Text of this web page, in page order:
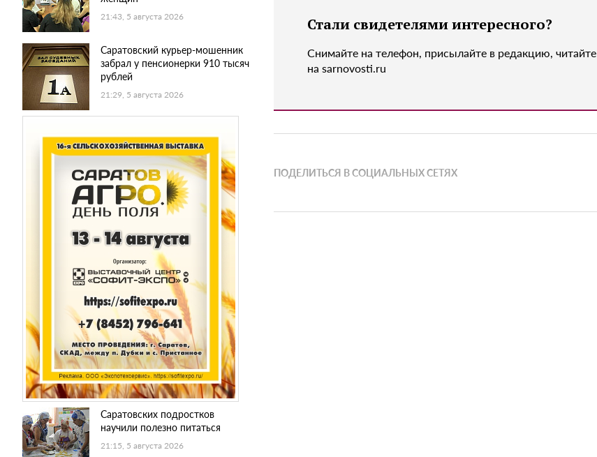
21:43, 5 августа 2026
Саратовский курьер-мошенник
забрал у пенсионерки 910 тысяч
рублей
21:29, 5 августа 2026
Саратовских подростков
научили полезно питаться
21:15, 5 августа 2026
Стали свидетелями интересного?
Снимайте на телефон, присылайте в редакцию, читайте
на sarnovosti.ru
ПОДЕЛИТЬСЯ В СОЦИАЛЬНЫХ СЕТЯХ